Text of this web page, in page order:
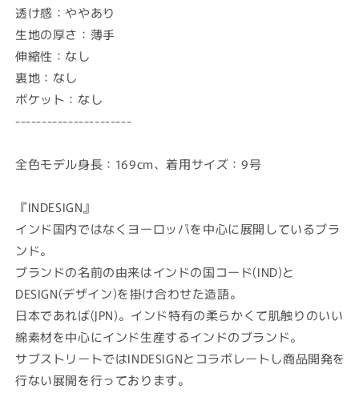
透け感：ややあり
生地の厚さ：薄手
伸縮性：なし
裏地：なし
ポケット：なし
----------------------
全色モデル身長：169cm、着用サイズ：9号
『INDESIGN』
インド国内ではなくヨーロッパを中心に展開しているブラ
ンド。
ブランドの名前の由来はインドの国コード(IND)と
DESIGN(デザイン)を掛け合わせた造語。
日本であれば(JPN)。インド特有の柔らかくて肌触りのいい
綿素材を中心にインド生産するインドのブランド。
サブストリートではINDESIGNとコラボレートし商品開発を
行ない展開を行っております。